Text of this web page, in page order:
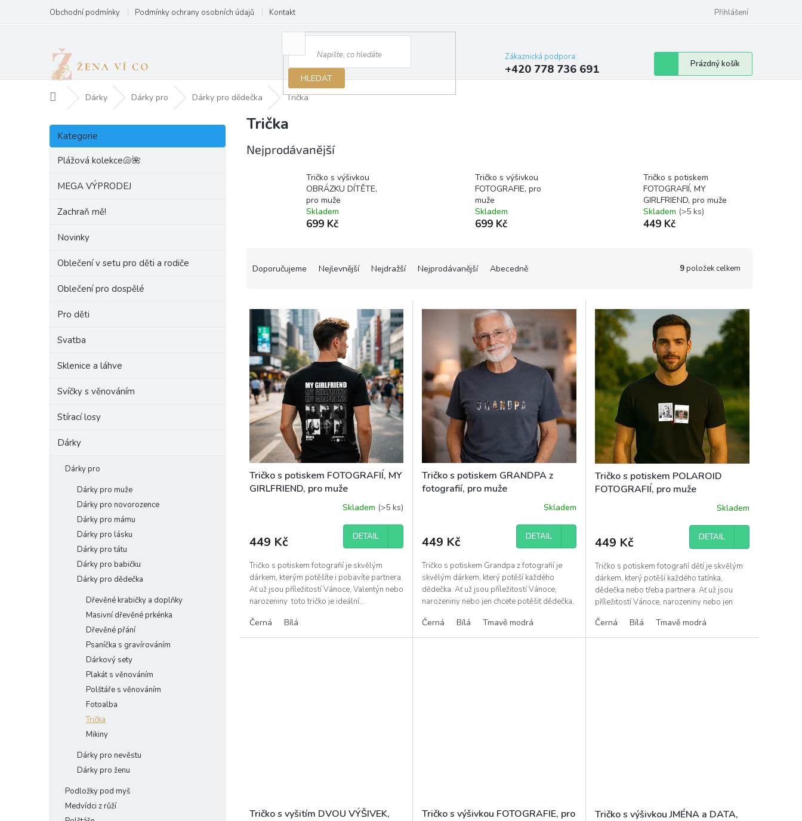
obsah
Obchodní podmínky Podmínky ochrany osobních údajů Kontakt Přihlášení
HLEDAT
Zákaznická podpora:
+420 778 736 691
Nákupní
košík
Prázdný košík
Domů Dárky Dárky pro Dárky pro dědečka Trička
P
s
Přeskočit
kategorie
Kategorie
Plážová kolekce🐚🌺
MEGA VÝPRODEJ
Zachraň mě!
Novinky
Oblečení v setu pro děti a rodiče
Oblečení pro dospělé
Pro děti
Svatba
Sklenice a láhve
Svíčky s věnováním
Stírací losy
Dárky
Dárky pro
Dárky pro muže
Dárky pro novorozence
Dárky pro mámu
Dárky pro lásku
Dárky pro tátu
Dárky pro babičku
Dárky pro dědečka
Dřevěné krabičky a doplňky
Masivní dřevěné prkénka
Dřevěné přání
Psaníčka s gravírováním
Dárkový sety
Plakát s věnováním
Polštáře s věnováním
Fotoalba
Trička
Mikiny
Dárky pro nevěstu
Dárky pro ženu
Podložky pod myš
Medvídci z růží
Trička
Nejprodávanější
Tričko s výšivkou
OBRÁZKU DÍTĚTE,
pro muže
Skladem
699 Kč
Tričko s výšivkou
FOTOGRAFIE, pro
muže
Skladem
699 Kč
Tričko s potiskem
FOTOGRAFIÍ, MY
GIRLFRIEND, pro muže
Skladem (>5 ks)
449 Kč
n
o
d
u
k
t
ů
Doporučujeme Nejlevnější Nejdražší Nejprodávanější Abecedně 9položek celkem
V
s
p
r
o
d
u
k
ů
Tričko s potiskem FOTOGRAFIÍ, MY
GIRLFRIEND, pro muže
Skladem (>5 ks)
449 Kč DETAIL
Tričko s potiskem fotografií je skvělým
dárkem, kterým potěšíte i pobavíte partnera.
Ať už jsou příležitostí Vánoce, Valentýn nebo
narozeniny toto tričko je ideální...
Černá Bílá
Tričko s potiskem GRANDPA z
fotografií, pro muže
Skladem
449 Kč DETAIL
Tričko s potiskem Grandpa z fotografií je
skvělým dárkem, který potěší každého
dědečka. Ať už jsou příležitostí Vánoce,
narozeniny nebo jen chcete potěšit dědečka,
Černá Bílá Tmavě modrá
Tričko s potiskem POLAROID
FOTOGRAFIÍ, pro muže
Skladem
449 Kč DETAIL
Tričko s potiskem fotografií dětí je skvělým
dárkem, který potěší každého tatínka,
dědečka nebo třeba partnera. Ať už jsou
příležitostí Vánoce, narozeniny nebo jen
Černá Bílá Tmavě modrá
Tričko s vyšitím DVOU VÝŠIVEK,
Tričko s výšivkou FOTOGRAFIE, pro
Tričko s výšivkou JMÉNA a DATA,